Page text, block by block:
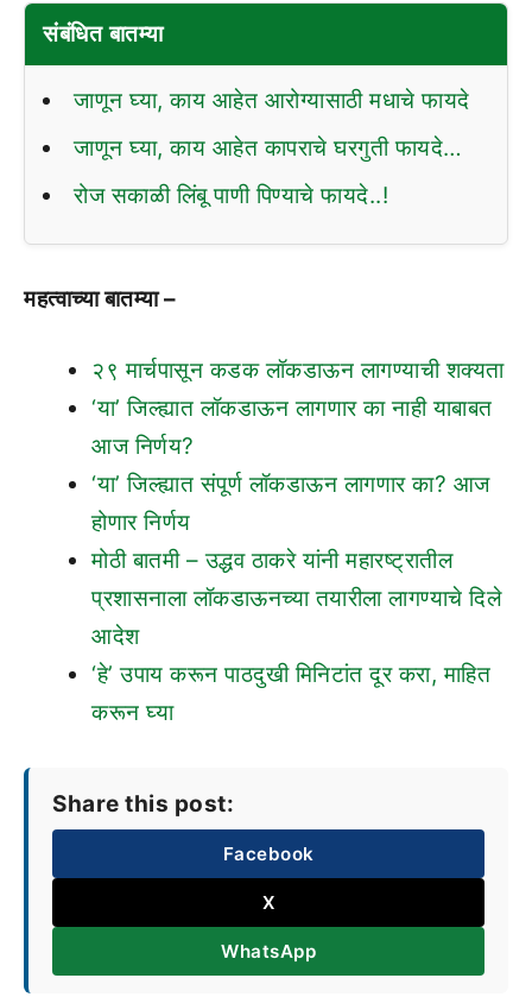
संबंधित बातम्या
जाणून घ्या, काय आहेत आरोग्यासाठी मधाचे फायदे
जाणून घ्या, काय आहेत कापराचे घरगुती फायदे…
रोज सकाळी लिंबू पाणी पिण्याचे फायदे..!
महत्वाच्या बातम्या –
२९ मार्चपासून कडक लॉकडाऊन लागण्याची शक्यता
‘या’ जिल्ह्यात लॉकडाऊन लागणार का नाही याबाबत
आज निर्णय?
‘या’ जिल्ह्यात संपूर्ण लॉकडाऊन लागणार का? आज
होणार निर्णय
मोठी बातमी – उद्धव ठाकरे यांनी महारष्ट्रातील
प्रशासनाला लॉकडाऊनच्या तयारीला लागण्याचे दिले
आदेश
‘हे’ उपाय करून पाठदुखी मिनिटांत दूर करा, माहित
करून घ्या
Share this post:
Facebook
X
WhatsApp